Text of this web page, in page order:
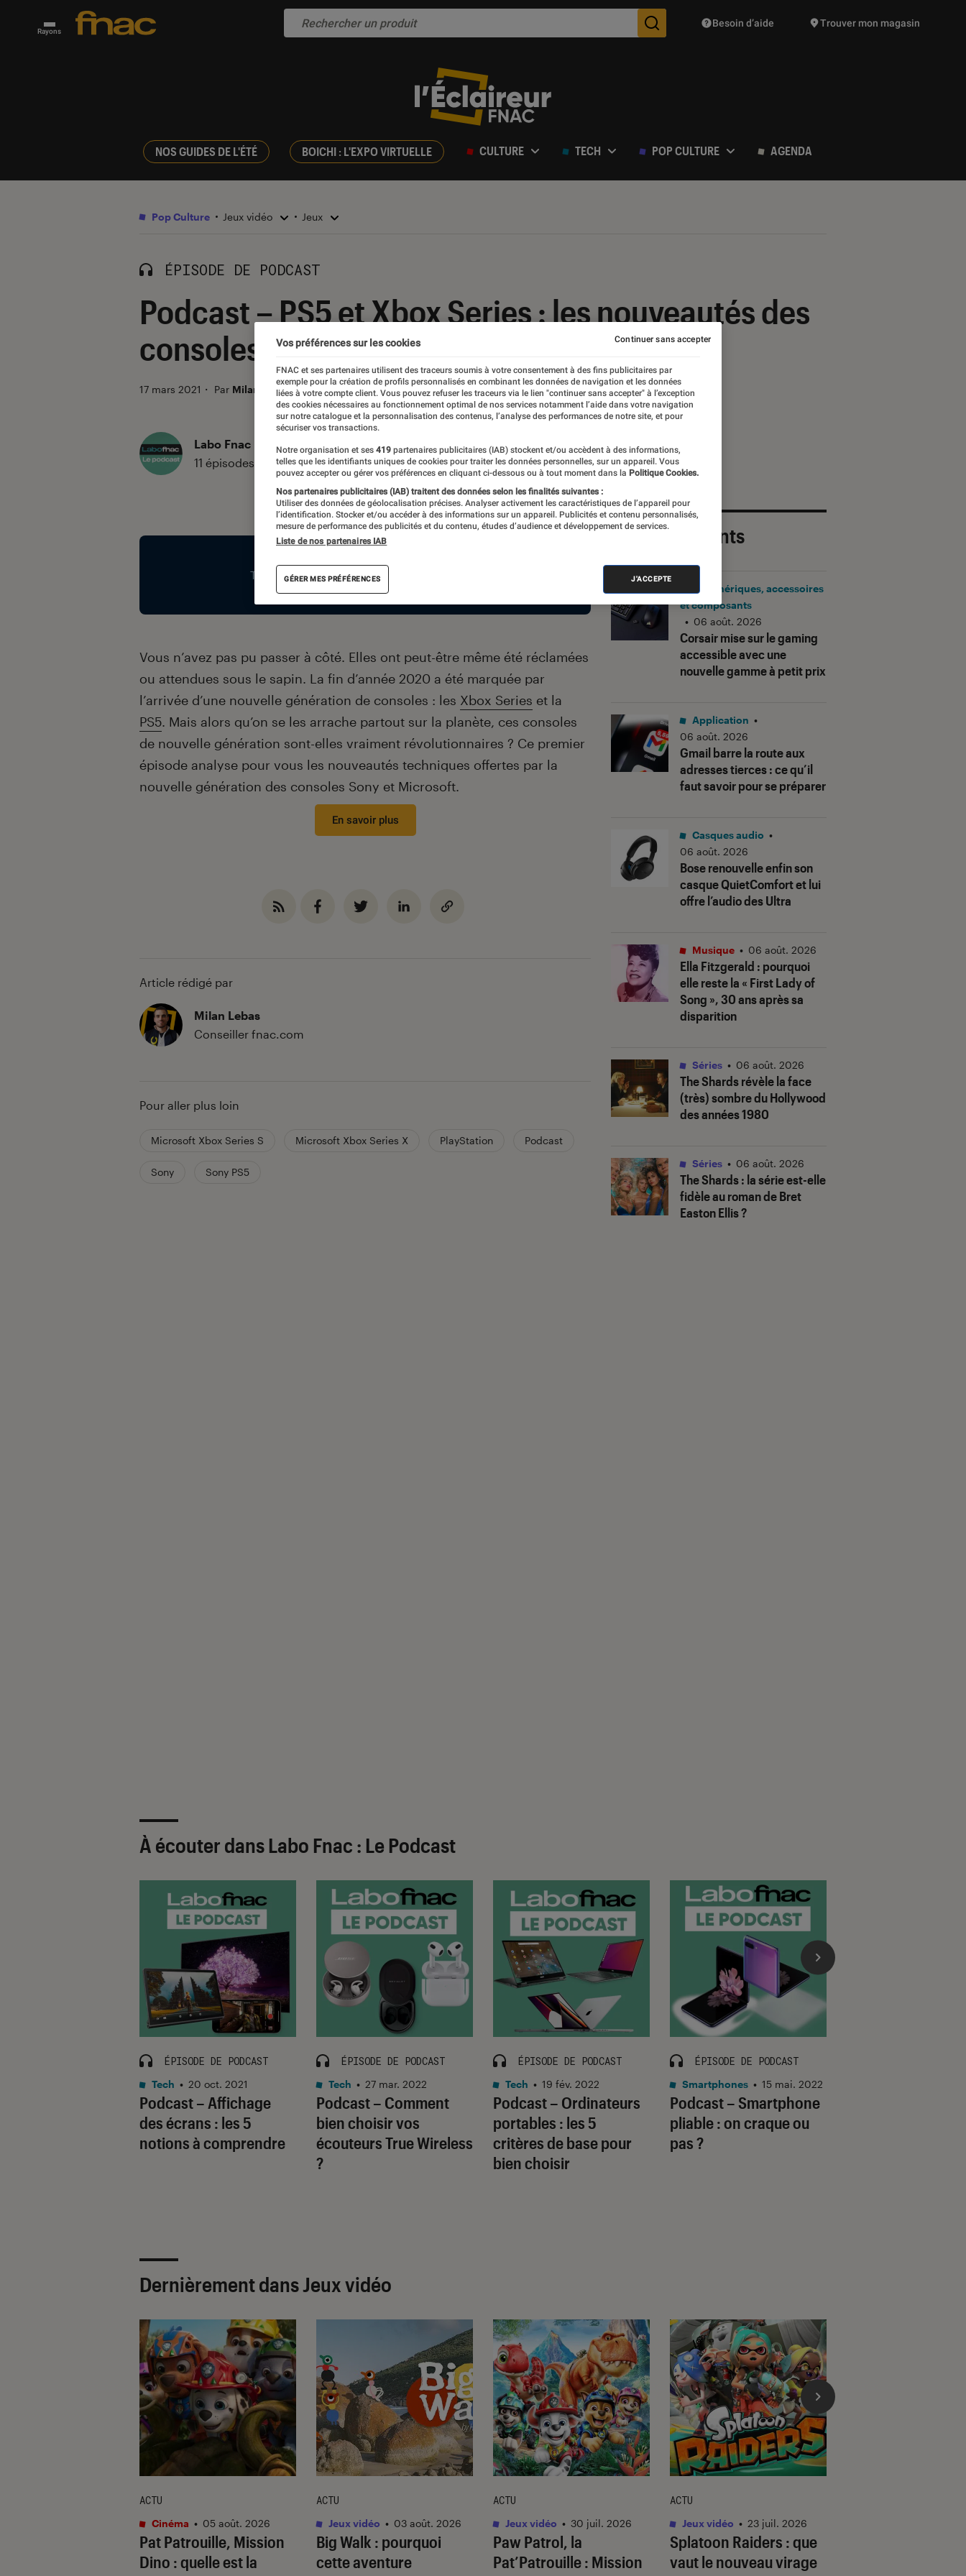
Rayons Des suggestions de produits vont vous être proposées
Besoin d’aide Trouver mon magasin
NOS GUIDES DE L'ÉTÉ BOICHI : L'EXPO VIRTUELLE CULTURE TECH POP CULTURE AGENDA
Pop Culture Jeux vidéo Jeux
ÉPISODE DE PODCAST
Podcast – PS5 et Xbox Series : les nouveautés des
consoles next-gen
17 mars 2021 ・ Par Milan Lebas
Labo Fnac : Le Podcast
11 épisodes
Vous n’avez pas pu passer à côté. Elles ont peut-être même été réclamées
ou attendues sous le sapin. La fin d’année 2020 a été marquée par
l’arrivée d’une nouvelle génération de consoles : les Xbox Series et la
PS5. Mais alors qu’on se les arrache partout sur la planète, ces consoles
de nouvelle génération sont-elles vraiment révolutionnaires ? Ce premier
épisode analyse pour vous les nouveautés techniques offertes par la
nouvelle génération des consoles Sony et Microsoft.
En savoir plus
Article rédigé par
Milan Lebas
Conseiller fnac.com
Pour aller plus loin
Microsoft Xbox Series S Microsoft Xbox Series X PlayStation Podcast
Sony Sony PS5
Les plus récents
Corsair mise sur le gaming
accessible avec une
nouvelle gamme à petit prix
Périphériques, accessoires
et composants
• 06 août. 2026
Gmail barre la route aux
adresses tierces : ce qu’il
faut savoir pour se préparer
Application •
06 août. 2026
Bose renouvelle enfin son
casque QuietComfort et lui
offre l’audio des Ultra
Casques audio •
06 août. 2026
Ella Fitzgerald : pourquoi
elle reste la « First Lady of
Song », 30 ans après sa
disparition
Musique • 06 août. 2026
The Shardsrévèle la face
(très) sombre du Hollywood
des années 1980
Séries • 06 août. 2026
The Shards: la série est-elle
fidèle au roman de Bret
Easton Ellis ?
Séries • 06 août. 2026
À écouter dans Labo Fnac : Le Podcast
Podcast – Affichage
des écrans : les 5
notions à comprendre
ÉPISODE DE PODCAST
Tech • 20 oct. 2021
Podcast – Comment
bien choisir vos
écouteurs True Wireless
?
ÉPISODE DE PODCAST
Tech • 27 mar. 2022
Podcast – Ordinateurs
portables : les 5
critères de base pour
bien choisir
ÉPISODE DE PODCAST
Tech • 19 fév. 2022
Podcast – Smartphone
pliable : on craque ou
pas ?
ÉPISODE DE PODCAST
Smartphones • 15 mai. 2022
Dernièrement dans Jeux vidéo
Pat Patrouille, Mission
Dino : quelle est la
ACTU
Cinéma • 05 août. 2026
Big Walk : pourquoi
cette aventure
ACTU
Jeux vidéo • 03 août. 2026
Paw Patrol, la
Pat’Patrouille : Mission
ACTU
Jeux vidéo • 30 juil. 2026
Splatoon Raiders : que
vaut le nouveau virage
ACTU
Jeux vidéo • 23 juil. 2026
Vos préférences sur les cookies
FNAC et ses partenaires utilisent des traceurs soumis à votre consentement à des fins publicitaires par
exemple pour la création de profils personnalisés en combinant les données de navigation et les données
liées à votre compte client. Vous pouvez refuser les traceurs via le lien "continuer sans accepter" à l’exception
des cookies nécessaires au fonctionnement optimal de nos services notamment l’aide dans votre navigation
sur notre catalogue et la personnalisation des contenus, l’analyse des performances de notre site, et pour
sécuriser vos transactions.
Notre organisation et ses 419 partenaires publicitaires (IAB) stockent et/ou accèdent à des informations,
telles que les identifiants uniques de cookies pour traiter les données personnelles, sur un appareil. Vous
pouvez accepter ou gérer vos préférences en cliquant ci-dessous ou à tout moment dans la Politique Cookies.
Nos partenaires publicitaires (IAB) traitent des données selon les finalités suivantes :
Utiliser des données de géolocalisation précises. Analyser activement les caractéristiques de l’appareil pour
l’identification. Stocker et/ou accéder à des informations sur un appareil. Publicités et contenu personnalisés,
mesure de performance des publicités et du contenu, études d’audience et développement de services.
Liste de nos partenaires IAB
GÉRER MES PRÉFÉRENCES J'ACCEPTE
Continuer sans accepter